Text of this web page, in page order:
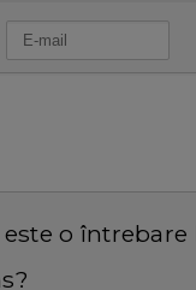
o întrebare